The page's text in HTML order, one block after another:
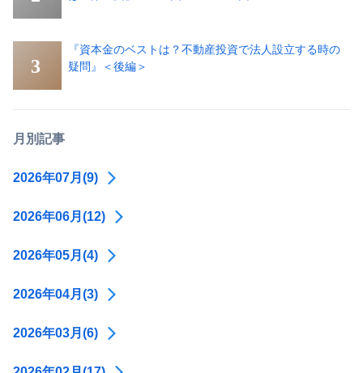
『資本金のベストは？不動産投資で法人設立する時の
疑問』＜後編＞
月別記事
2026年07月(9)
2026年06月(12)
2026年05月(4)
2026年04月(3)
2026年03月(6)